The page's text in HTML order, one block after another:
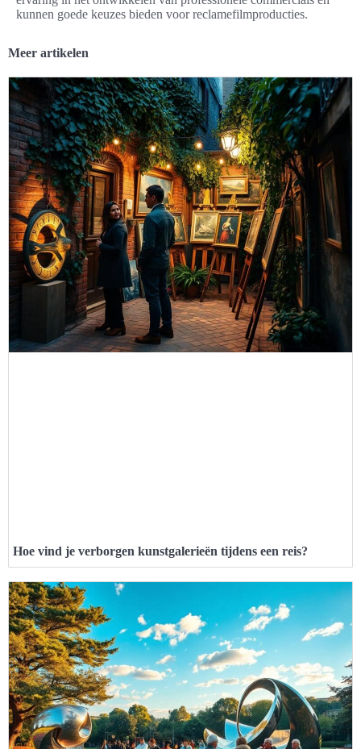
kunnen goede keuzes bieden voor reclamefilmproducties.
Meer artikelen
Hoe vind je verborgen kunstgalerieën tijdens een reis?